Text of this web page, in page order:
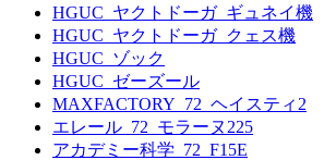
HGUC_ヤクトドーガ_ギュネイ機
HGUC_ヤクトドーガ_クェス機
HGUC_ゾック
HGUC_ゼーズール
MAXFACTORY_72_ヘイスティ2
エレール_72_モラーヌ225
アカデミー科学_72_F15E